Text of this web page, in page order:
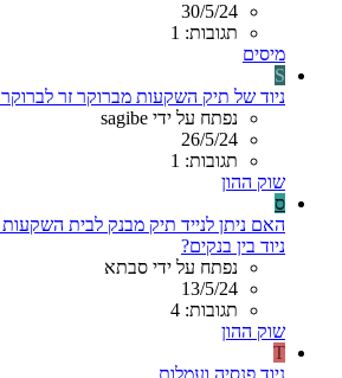
30/5/24
תגובות: 1
מיסים
S
ניוד של תיק השקעות מברוקר זר
נפתח על ידי sagibe
26/5/24
תגובות: 1
שוק ההון
ס
האם ניתן לנייד תיק מבנק לבית השקעות
ניוד בין בנקים?
נפתח על ידי סבתא
13/5/24
תגובות: 4
שוק ההון
T